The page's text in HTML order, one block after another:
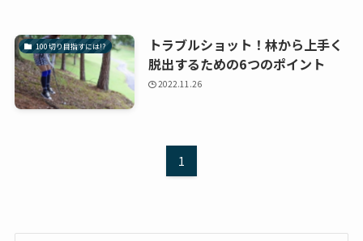
100切り目指すには!?
トラブルショット！林から上手く
脱出するための6つのポイント
2022.11.26
1